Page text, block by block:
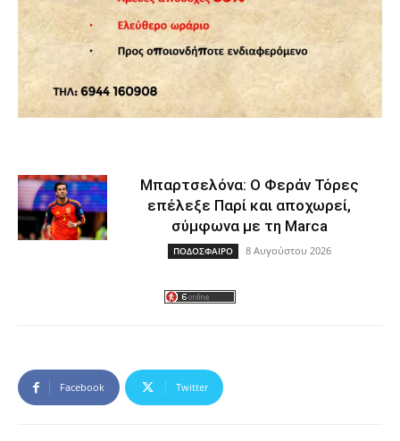
Μπαρτσελόνα: Ο Φεράν Τόρες
επέλεξε Παρί και αποχωρεί,
σύμφωνα με τη Marca
ΠΟΔΟΣΦΑΙΡΟ 8 Αυγούστου 2026
Facebook Twitter